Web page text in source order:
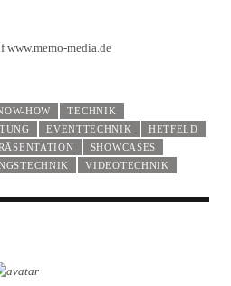
www.memo-media.de
HOW
TECHNIK
EVENTTECHNIK
HETFELD
SHOWCASES
VIDEOTECHNIK